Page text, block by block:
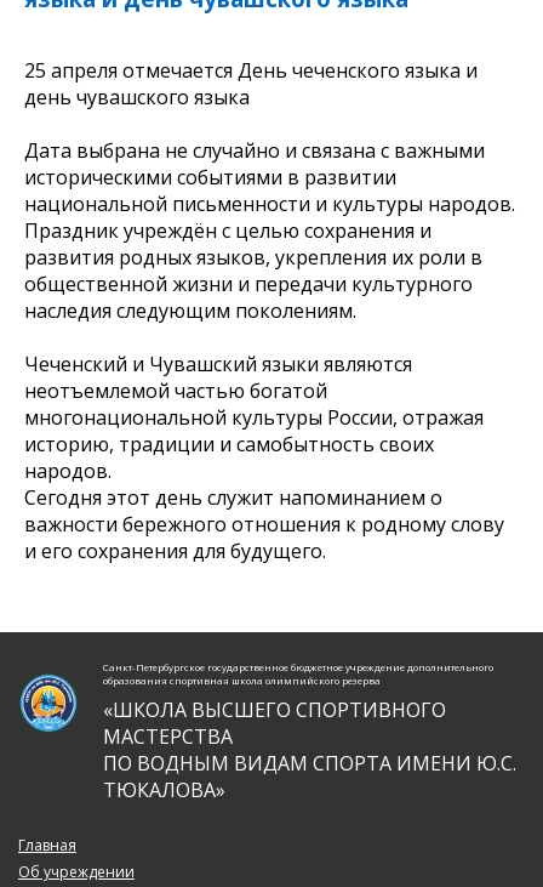
25 апреля отмечается День чеченского языка и
день чувашского языка
Дата выбрана не случайно и связана с важными
историческими событиями в развитии
национальной письменности и культуры народов.
Праздник учреждён с целью сохранения и
развития родных языков, укрепления их роли в
общественной жизни и передачи культурного
наследия следующим поколениям.
Чеченский и Чувашский языки являются
неотъемлемой частью богатой
многонациональной культуры России, отражая
историю, традиции и самобытность своих
народов.
Сегодня этот день служит напоминанием о
важности бережного отношения к родному слову
и его сохранения для будущего.
Санкт-Петербургское государственное бюджетное учреждение дополнительного
образования спортивная школа олимпийского резерва
«ШКОЛА ВЫСШЕГО СПОРТИВНОГО
МАСТЕРСТВА
ПО ВОДНЫМ ВИДАМ СПОРТА ИМЕНИ Ю.С.
ТЮКАЛОВА»
Главная
Об учреждении